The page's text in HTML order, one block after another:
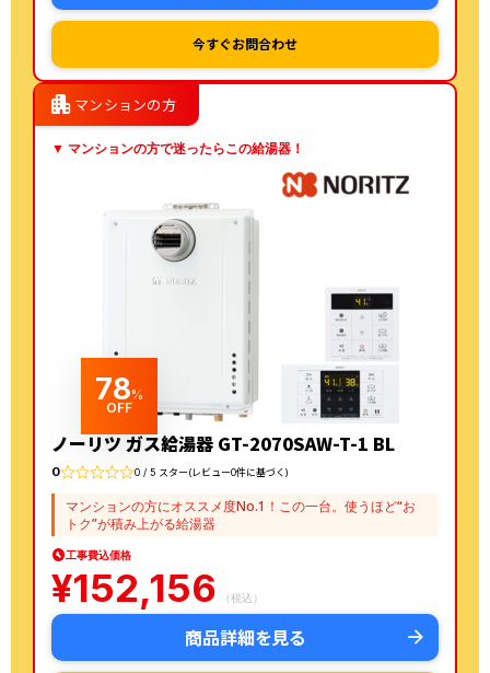
今すぐお問合わせ
apartment マンションの方
▼ マンションの方で迷ったらこの給湯器！
78%
OFF
ノーリツ ガス給湯器 GT-2070SAW-T-1 BL
0 0 / 5 スター(レビュー0件に基づく)
マンションの方にオススメ度No.1！この一台。使うほど“お
トク”が積み上がる給湯器
工事費込価格
¥152,156 （税込）
商品詳細を見る